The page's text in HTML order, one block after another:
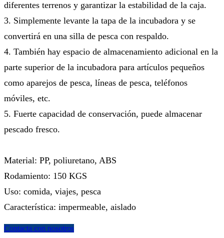
diferentes terrenos y garantizar la estabilidad de la caja.
3. Simplemente levante la tapa de la incubadora y se
convertirá en una silla de pesca con respaldo.
4. También hay espacio de almacenamiento adicional en la
parte superior de la incubadora para artículos pequeños
como aparejos de pesca, líneas de pesca, teléfonos
móviles, etc.
5. Fuerte capacidad de conservación, puede almacenar
pescado fresco.
Material: PP, poliuretano, ABS
Rodamiento: 150 KGS
Uso: comida, viajes, pesca
Característica: impermeable, aislado
Contacta con nosotros